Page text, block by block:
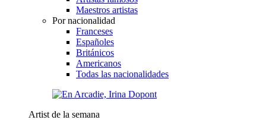
Maestros artistas
Por nacionalidad
Franceses
Españoles
Británicos
Americanos
Todas las nacionalidades
Artist de la semana